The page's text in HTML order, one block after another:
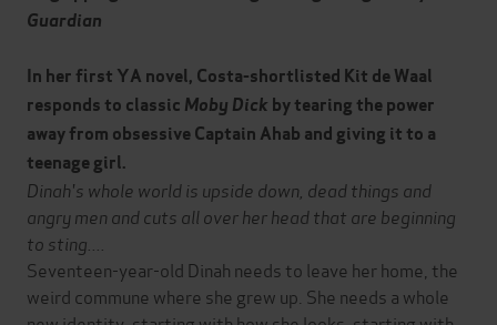
Guardian
In her first YA novel, Costa-shortlisted Kit de Waal
responds to classic Moby Dick by tearing the power
away from obsessive Captain Ahab and giving it to a
teenage girl.
Dinah's whole world is upside down, dead things and
angry men and cuts all over her head that are beginning
to sting....
Seventeen-year-old Dinah needs to leave her home, the
weird commune where she grew up. She needs a whole